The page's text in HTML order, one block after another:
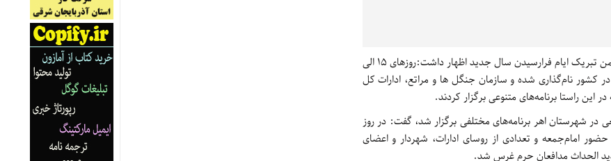
ضمن تبریک ایام فرارسیدن سال جدید اظهار داشت:روزهای 15 الی
در کشور نام‌گذاری شده و سازمان جنگل ها و مراتع، ادارات کل
این راستا برنامه‌های متنوعی برگزار کردند.
در شهرستان اهر برنامه‌های مختلفی برگزار شد، گفت: در روز
حضور امام‌جمعه و تعدادی از روسای ادارات، شهردار و اعضای
الحداث مدافعان حرم غرس شد.